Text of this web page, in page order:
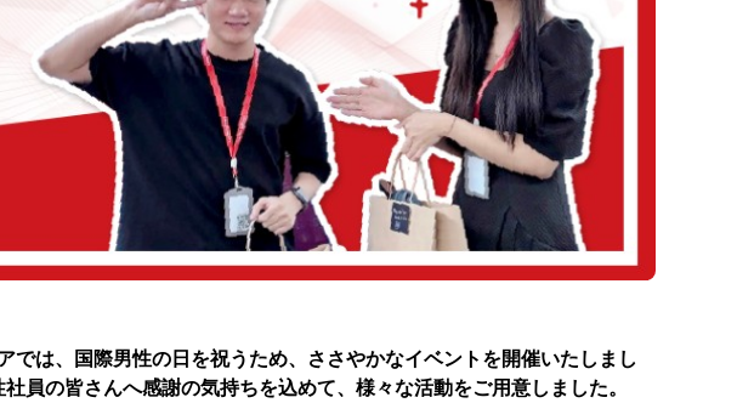
では、国際男性の日を祝うため、ささやかなイベントを開催いたしまし
員の皆さんへ感謝の気持ちを込めて、様々な活動をご用意しました。